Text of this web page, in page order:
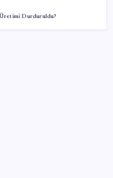
Durduruldu?